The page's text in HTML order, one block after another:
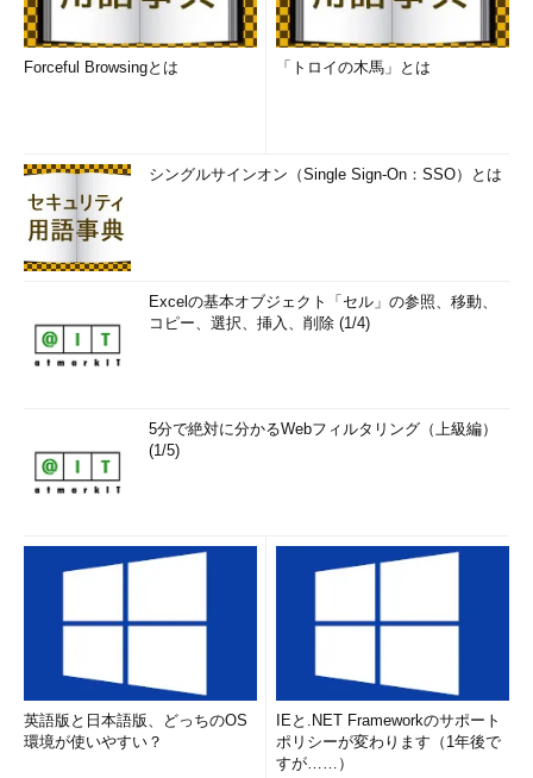
［仮想ハードディスクの編集ウィザード］の［ディスク フォ
この後、作成されるVHDXファイルの保存場所とファイル名を
指定して、［次へ］ボタンをクリックすると、指定した作業内容
リックすると変換作業が開始される。なお変換処理の間は仮想デ
ィスクが利用できなくなること、変換前のVHDファイルも保存さ
れた状態となるので、ディスクの空き容量が少ないと変換中にエ
［仮想ハードディスクの編集ウィザード］の変換中の画面
VHDXファイルへの変換処理が開始されると、この画面のよ
うにプログレス・バーが表示される。変換処理の間は仮想デ
ィスクが利用できなくなるので注意したい。
Forceful Browsingとは 「トロイの木馬」とは
シングルサインオン（Single Sign-On：SSO）とは
Excelの基本オブジェクト「セル」の参照、移動、
コピー、選択、挿入、削除 (1/4)
5分で絶対に分かるWebフィルタリング（上級編）
(1/5)
英語版と日本語版、どっちのOS
環境が使いやすい？
IEと.NET Frameworkのサポート
ポリシーが変わります（1年後で
すが……）